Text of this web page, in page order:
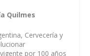
Quilmes
Cervecería y
por 100 años